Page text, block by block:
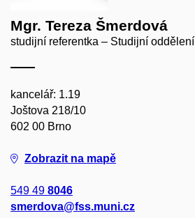
Mgr. Tereza Šmerdová
studijní referentka – Studijní oddělení
kancelář: 1.19
Joštova 218/10
602 00 Brno
Zobrazit na mapě
549 49 8046
smerdova@fss.muni.cz